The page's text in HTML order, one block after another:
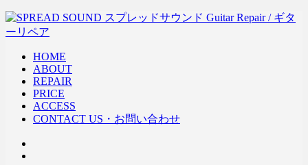
HOME
ABOUT
REPAIR
PRICE
ACCESS
CONTACT US・お問い合わせ